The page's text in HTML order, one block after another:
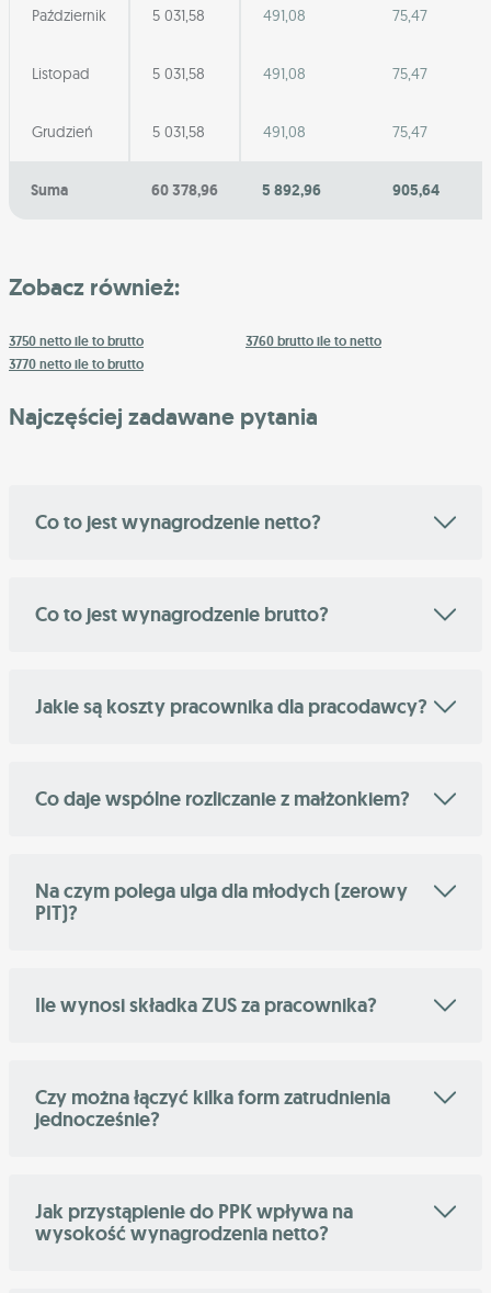
Październik 5 031,58 491,08 75,47
Listopad 5 031,58 491,08 75,47
Grudzień 5 031,58 491,08 75,47
Suma 60 378,96 5 892,96 905,64
Zobacz również:
3750 netto ile to brutto
3760 brutto ile to netto
3770 netto ile to brutto
Najczęściej zadawane pytania
Co to jest wynagrodzenie netto?
Co to jest wynagrodzenie brutto?
Jakie są koszty pracownika dla pracodawcy?
Co daje wspólne rozliczanie z małżonkiem?
Na czym polega ulga dla młodych (zerowy
PIT)?
Ile wynosi składka ZUS za pracownika?
Czy można łączyć kilka form zatrudnienia
jednocześnie?
Jak przystąpienie do PPK wpływa na
wysokość wynagrodzenia netto?